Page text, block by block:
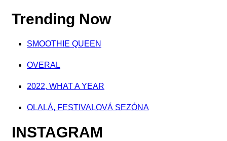
Trending Now
SMOOTHIE QUEEN
OVERAL
2022, WHAT A YEAR
OLALÁ, FESTIVALOVÁ SEZÓNA
INSTAGRAM